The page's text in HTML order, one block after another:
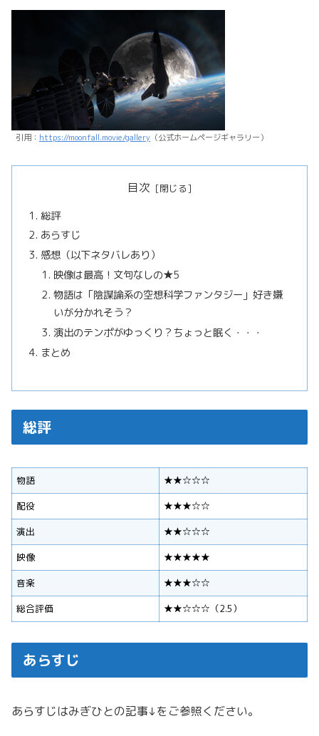
引用： https://moonfall.movie/gallery （公式ホームページギャラリー）
目次
総評
あらすじ
感想（以下ネタバレあり）
映像は最高！文句なしの★5
物語は「陰謀論系の空想科学ファンタジー」好き嫌
いが分かれそう？
演出のテンポがゆっくり？ちょっと眠く・・・
まとめ
総評
物語
★★☆☆☆
配役
★★★☆☆
演出
★★☆☆☆
映像
★★★★★
音楽
★★★☆☆
総合評価
★★☆☆☆（2.5）
あらすじ
あらすじはみぎひとの記事↓をご参照ください。